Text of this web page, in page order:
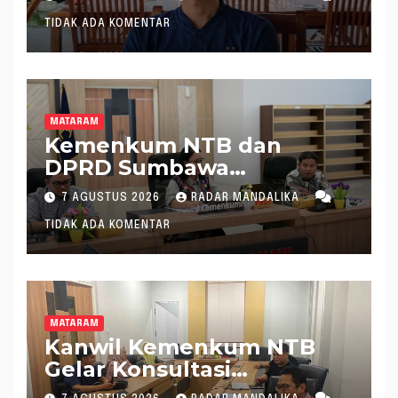
TIDAK ADA KOMENTAR
MATARAM
Kemenkum NTB dan
DPRD Sumbawa
Mantapkan Rencana
Pembentukan 8 Raperda
Inisiatif
7 AGUSTUS 2026 RADAR MANDALIKA
TIDAK ADA KOMENTAR
MATARAM
Kanwil Kemenkum NTB
Gelar Konsultasi
Penghitungan Kebutuhan